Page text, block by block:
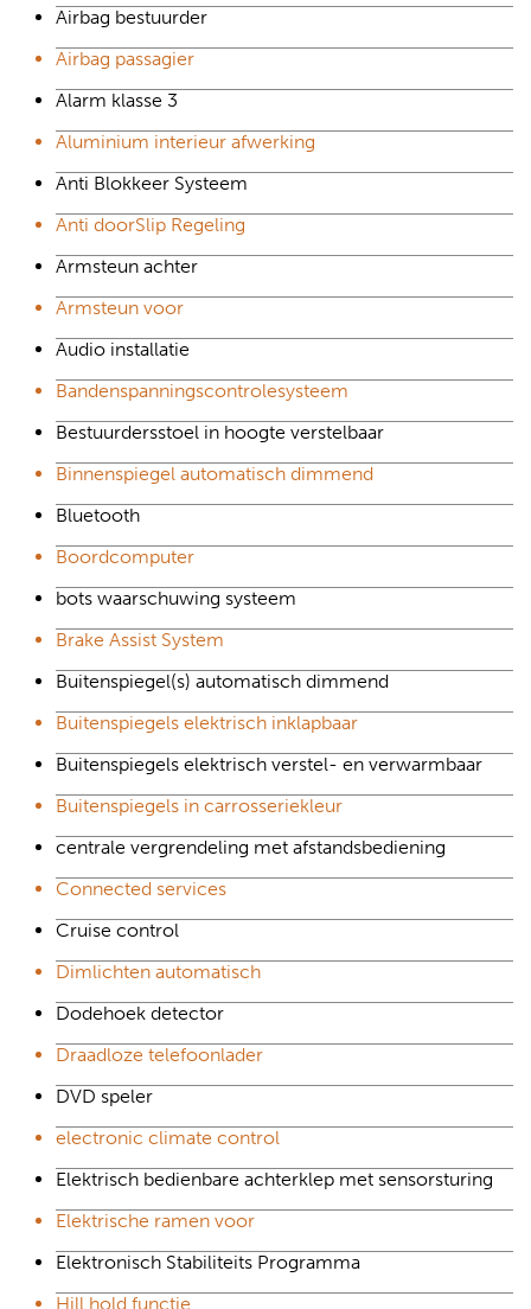
Airbag bestuurder
Airbag passagier
Alarm klasse 3
Aluminium interieur afwerking
Anti Blokkeer Systeem
Anti doorSlip Regeling
Armsteun achter
Armsteun voor
Audio installatie
Bandenspanningscontrolesysteem
Bestuurdersstoel in hoogte verstelbaar
Binnenspiegel automatisch dimmend
Bluetooth
Boordcomputer
bots waarschuwing systeem
Brake Assist System
Buitenspiegel(s) automatisch dimmend
Buitenspiegels elektrisch inklapbaar
Buitenspiegels elektrisch verstel- en verwarmbaar
Buitenspiegels in carrosseriekleur
centrale vergrendeling met afstandsbediening
Connected services
Cruise control
Dimlichten automatisch
Dodehoek detector
Draadloze telefoonlader
DVD speler
electronic climate control
Elektrisch bedienbare achterklep met sensorsturing
Elektrische ramen voor
Elektronisch Stabiliteits Programma
Hill hold functie